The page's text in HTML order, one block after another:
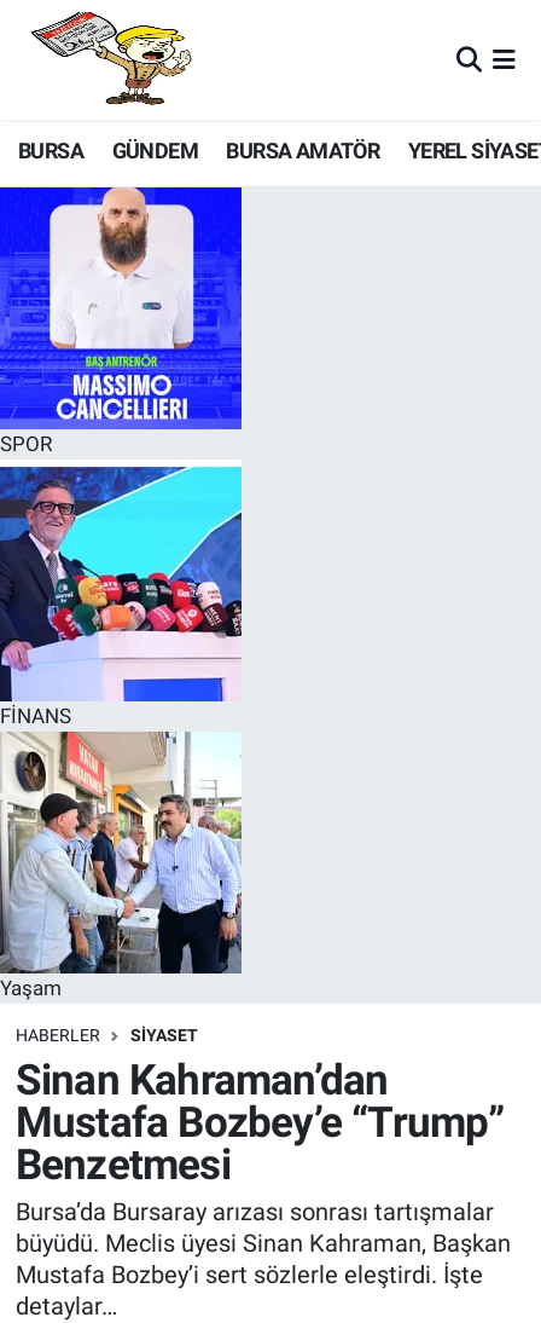
BURSA GÜNDEM BURSA AMATÖR YEREL
SPOR
FİNANS
Yaşam
HABERLER SİYASET
Sinan Kahraman’dan
Mustafa Bozbey’e “Trump”
Benzetmesi
Bursa’da Bursaray arızası sonrası tartışmalar
büyüdü. Meclis üyesi Sinan Kahraman, Başkan
Mustafa Bozbey’i sert sözlerle eleştirdi. İşte
detaylar…